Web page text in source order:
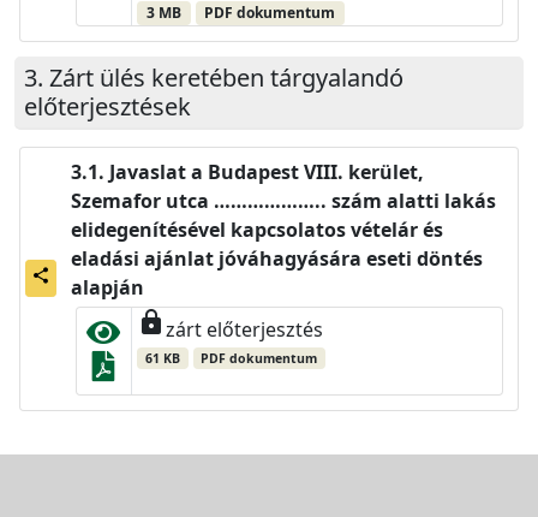
3 MB PDF dokumentum
Zárt ülés keretében tárgyalandó
előterjesztések
share
Javaslat a Budapest VIII. kerület,
Szemafor utca ……………….. szám alatti lakás
elidegenítésével kapcsolatos vételár és
eladási ajánlat jóváhagyására eseti döntés
alapján
lockzárt előterjesztés
61 KB PDF dokumentum